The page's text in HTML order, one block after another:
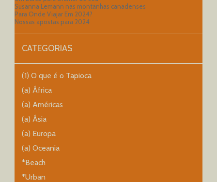
Susanna Lemann nas montanhas canadenses
Para Onde Viajar Em 2024?
Nossas apostas para 2024
CATEGORIAS
(1) O que é o Tapioca
(a) África
(a) Américas
(a) Ásia
(a) Europa
(a) Oceania
*Beach
*Urban